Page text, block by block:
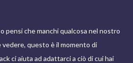
pensi che manchi qualcosa nel nostro
questo è il momento di
ci aiuta ad adattarci a ciò di cui hai